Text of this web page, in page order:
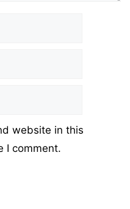
website in this
I comment.